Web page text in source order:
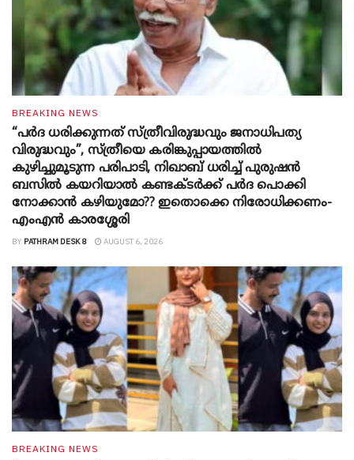
BREAKING NEWS
“പർദ ധരിക്കുന്നത് സ്ത്രീവിരുദ്ധവും ജനാധിപത്യ
വിരുദ്ധവും”, സ്ത്രീയെ കരിങ്കുപ്പായത്തിൽ
കുഴിച്ചുമൂടുന്ന പരിപാടി, നിഖാബ് ധരിച്ച് പുരുഷൻ
ബസിൽ കയറിയാൽ കണ്ടക്ടർക്ക് പർദ പൊക്കി
നോക്കാന്‍ കഴിയുമോ?? ഇതൊക്കെ നിരോധിക്കണം-
എംഎന്‍ കാരശ്ശേരി
BY PATHRAM DESK 8 AUGUST 6, 2026
BREAKING NEWS